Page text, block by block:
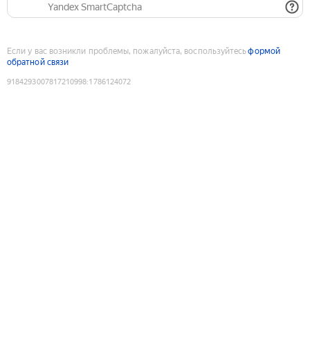
Yandex SmartCaptcha
Если у вас возникли проблемы, пожалуйста, воспользуйтесьформой
обратной связи
9184293007817210998:1786124072